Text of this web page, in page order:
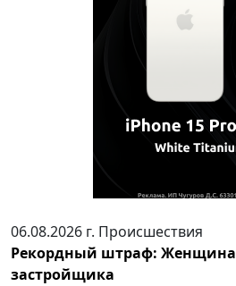
06.08.2026 г. Происшествия
Рекордный штраф: Женщина
застройщика